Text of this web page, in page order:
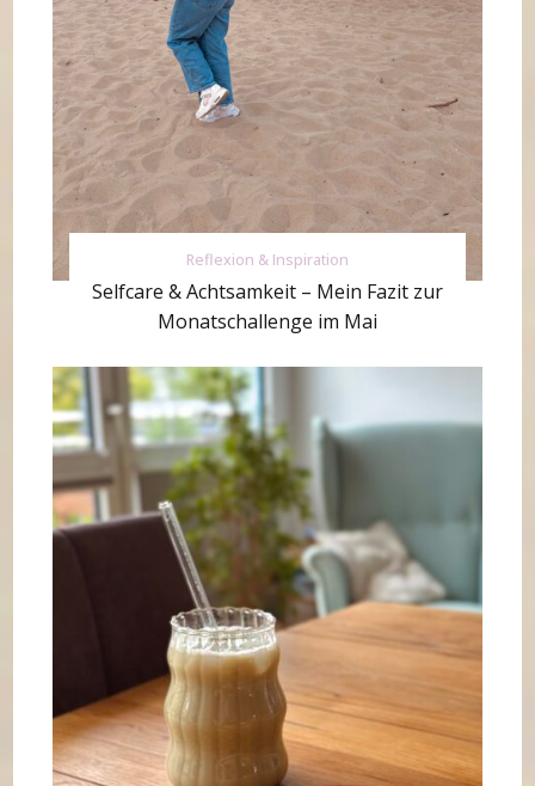
Reflexion & Inspiration
Selfcare & Achtsamkeit – Mein Fazit zur
Monatschallenge im Mai